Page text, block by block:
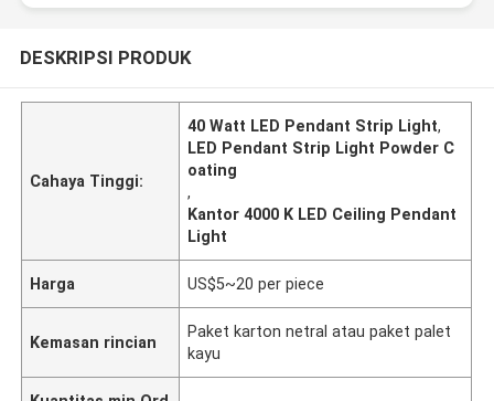
DESKRIPSI PRODUK
Cahaya Tinggi:
40 Watt LED Pendant Strip Light,
LED Pendant Strip Light Powder C
oating
,
Kantor 4000 K LED Ceiling Pendant
Light
Harga US$5~20 per piece
Kemasan rincian
Paket karton netral atau paket palet
kayu